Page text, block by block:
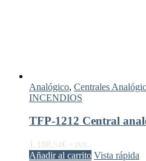
Analógico, Centrales
INCENDIOS
TFP-1212 Central
1.188,54€ + IVA
Añadir al carrito Vista rápida